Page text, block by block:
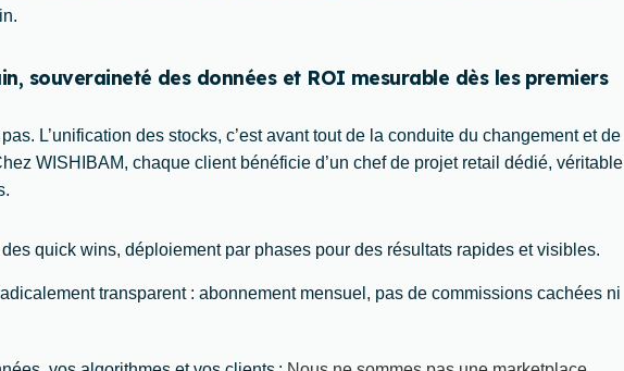
souveraineté des données et ROI mesurable dès les premiers
L’unification des stocks, c’est avant tout de la conduite du changement et de
WISHIBAM, chaque client bénéficie d’un chef de projet retail dédié, véritable
quick wins, déploiement par phases pour des résultats rapides et visibles.
transparent : abonnement mensuel, pas de commissions cachées ni